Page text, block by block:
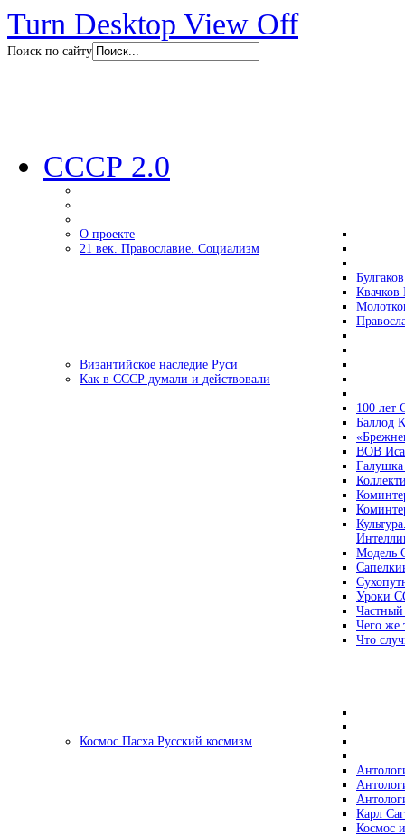
Turn Desktop View Off
Поиск по сайту
СССР 2.0
О проекте
21 век. Православие. Социализм
Византийское наследие Руси
Как в СССР думали и действовали
100 лет
Баллод
ВОВ
Модель
Уроки
Чего же
Что
Космос Пасха Русский космизм
Карл
Космос